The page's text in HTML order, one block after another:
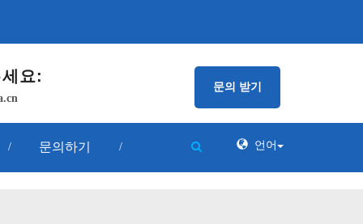
요:
문의 받기
/ 문의하기 / 언어